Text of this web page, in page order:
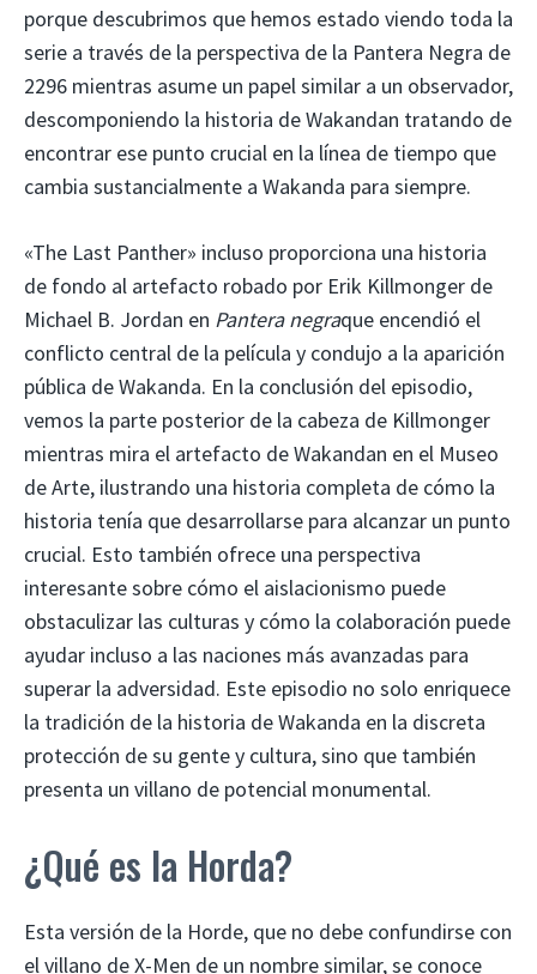
porque descubrimos que hemos estado viendo toda la
serie a través de la perspectiva de la Pantera Negra de
2296 mientras asume un papel similar a un observador,
descomponiendo la historia de Wakandan tratando de
encontrar ese punto crucial en la línea de tiempo que
cambia sustancialmente a Wakanda para siempre.
«The Last Panther» incluso proporciona una historia
de fondo al artefacto robado por Erik Killmonger de
Michael B. Jordan en Pantera negraque encendió el
conflicto central de la película y condujo a la aparición
pública de Wakanda. En la conclusión del episodio,
vemos la parte posterior de la cabeza de Killmonger
mientras mira el artefacto de Wakandan en el Museo
de Arte, ilustrando una historia completa de cómo la
historia tenía que desarrollarse para alcanzar un punto
crucial. Esto también ofrece una perspectiva
interesante sobre cómo el aislacionismo puede
obstaculizar las culturas y cómo la colaboración puede
ayudar incluso a las naciones más avanzadas para
superar la adversidad. Este episodio no solo enriquece
la tradición de la historia de Wakanda en la discreta
protección de su gente y cultura, sino que también
presenta un villano de potencial monumental.
¿Qué es la Horda?
Esta versión de la Horde, que no debe confundirse con
el villano de X-Men de un nombre similar, se conoce